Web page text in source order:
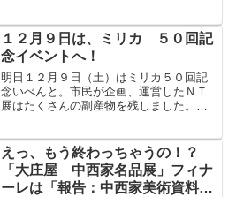
んじゃうか？」なんて冗談言ってたけ
ど、小松左京に出会う会」に...
１２月９日は、ミリカ ５０回記
念イベントへ！
明日１２月９日（土）はミリカ５０回記
念いべんと。市民が企画、運営したＮＴ
展はたくさんの副産物を残しました。最
ね。喫茶ミリカもその一つ。机。椅子、
収納場所などもできて、一...
えっ、もう終わっちゃうの！？
「大庄屋 中西家名品展」フィナ
ーレは「報告：中西家美術資料調